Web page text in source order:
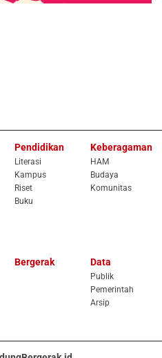
Pendidikan
Literasi
Kampus
Riset
Buku
Keberagaman
HAM
Budaya
Komunitas
Bergerak Data
Publik
Pemerintah
Arsip